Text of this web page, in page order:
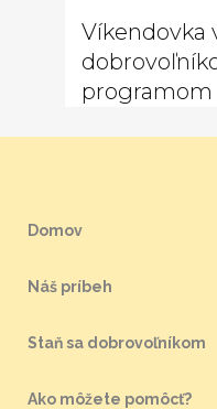
Víkendovka
programom
Domov
Náš príbeh
Staň sa dobrovoľníkom
Ako môžete pomôcť?